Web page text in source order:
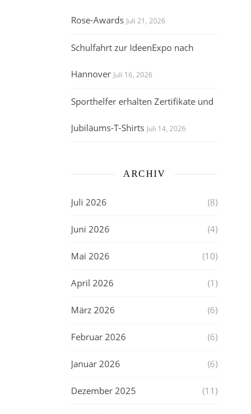
Rose-Awards Juli 21, 2026
Schulfahrt zur IdeenExpo nach
Hannover Juli 16, 2026
Sporthelfer erhalten Zertifikate und
Jubiläums-T-Shirts Juli 14, 2026
ARCHIV
Juli 2026 (8)
Juni 2026 (4)
Mai 2026 (10)
April 2026 (1)
März 2026 (6)
Februar 2026 (6)
Januar 2026 (6)
Dezember 2025 (11)